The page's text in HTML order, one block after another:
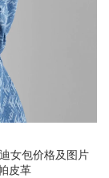
女包价格及图片
皮革